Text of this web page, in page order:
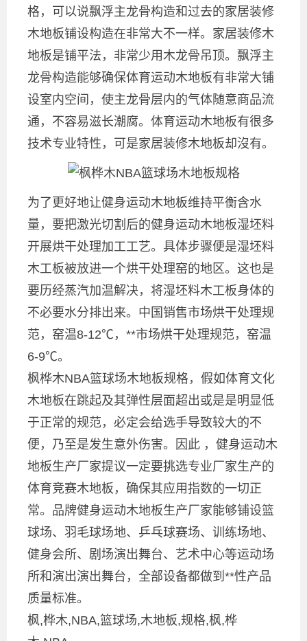
格，可以说飘浮主龙骨构造和过去的家居装修
木地板铺设构造在非常大不一样。家居装修木
地板是铺平法，非常少用木龙骨吊顶。飘浮主
龙骨构造能够确保体育运动木地板有非常大铺
设室内空间，使主龙骨层内的气体随意商品流
通，不容易滋长潮腐。体育运动木地板有很多
技术专业特性，可是家居装修木地板却沒有。
为了更好地让健身运动木地板维持平衡含水
量，要把激光切割后的健身运动木地板湿坯料
开展烘干处理加工工艺。具体步骤便是湿坯料
木工板被放进一个烘干处理窑的地区。这也是
要历经蒸汽加温解决，将湿坯料木工板身体的
不必要水分排出来。中国销售市场烘干处理规
范，窑温8-12℃，**市场烘干处理规范，窑温
6-9℃。
枫桦木NBA篮球场木地板规格，假如体育文化
木地板在跳起及其弹性层面超出或是是明显低
于正常的规范，必定会给选手导致较大的不
便，乃至是发生意外伤害。因此 ，健身运动木
地板生产厂家提议一定要挑选专业厂家生产的
体育竞赛木地板，确保其应用指数的一切正
常。品牌健身运动木地板生产厂家能够铺设篮
球场、羽毛球场地、乒乓球赛场、训练场地、
健身会所、剧场演出舞台、艺术中心等运动场
所和演出演出舞台，全部设备都做到**性产品
质量标准。
枫,桦木,NBA,篮球场,木地板,规格,枫,桦